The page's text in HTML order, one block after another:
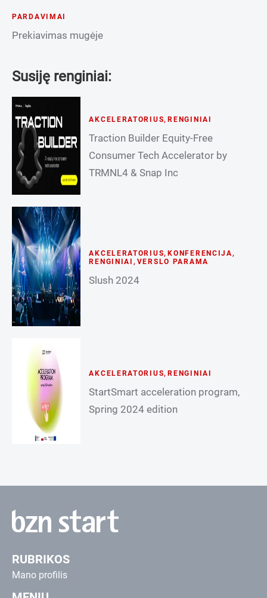
PARDAVIMAI
Prekiavimas mugėje
Susiję renginiai:
AKCELERATORIUS, RENGINIAI
Traction Builder Equity-Free
Consumer Tech Accelerator by
TRMNL4 & Snap Inc
AKCELERATORIUS, KONFERENCIJA,
RENGINIAI , VERSLO PARAMA
Slush 2024
AKCELERATORIUS, RENGINIAI
StartSmart acceleration program,
Spring 2024 edition
RUBRIKOS
Mano profilis